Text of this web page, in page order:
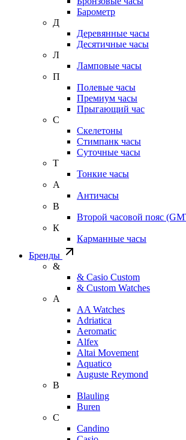
Барометр
Д
Деревянные часы
Десятичные часы
Л
Ламповые часы
П
Полевые часы
Премиум часы
Прыгающий час
С
Скелетоны
Стимпанк часы
Суточные часы
Т
Тонкие часы
А
Античасы
В
Второй часовой пояс
К
Карманные часы
Бренды
&
& Casio Custom
& Custom Watches
A
AA Watches
Adriatica
Aeromatic
Alfex
Altai Movement
Aquatico
Auguste Reymond
B
Blauling
Buren
C
Candino